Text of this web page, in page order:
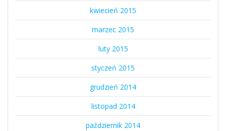
kwiecień 2015
marzec 2015
luty 2015
styczeń 2015
grudzień 2014
listopad 2014
październik 2014